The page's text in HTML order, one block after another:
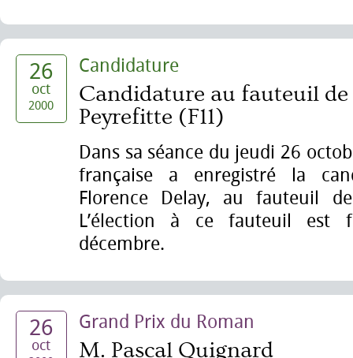
26
oct
2000
Candidature
Candidature au fauteuil
Peyrefitte (F11)
Dans sa séance du jeudi 26
française a enregistré la
Florence Delay, au fauteuil
L’élection à ce fauteuil est
décembre.
26
oct
Grand Prix du Roman
M. Pascal Quignard